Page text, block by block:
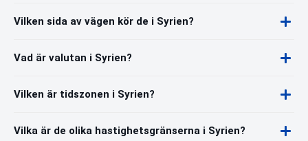
Vilken sida av vägen kör de i Syrien?
Vad är valutan i Syrien?
Vilken är tidszonen i Syrien?
Vilka är de olika hastighetsgränserna i Syrien?